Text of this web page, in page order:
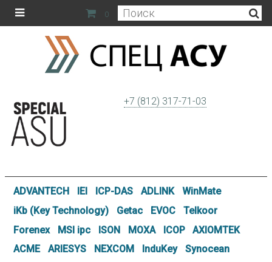
0
+7 (812) 317-71-03
ADVANTECH IEI ICP-DAS ADLINK
WinMate
iKb (Key Technology)
Getac EVOC
Telkoor
Forenex
MSI ipc ISON MOXA ICOP
AXIOMTEK
ACME
ARIESYS NEXCOM InduKey
Synocean